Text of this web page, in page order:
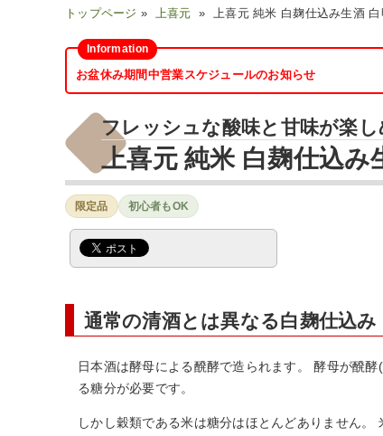
トップページ » 上喜元 » 上喜元 純米 白麹仕込み生酒 白
お盆休み期間中営業スケジュールのお知らせ
フレッシュな酸味と甘味が楽
上喜元 純米 白麹仕込み
限定品 初心者もOK
通常の清酒とは異なる白麹仕込み
日本酒は酵母による醗酵で造られます。 酵母が醗
る糖分が必要です。
しかし穀類である米は糖分はほとんどありません。